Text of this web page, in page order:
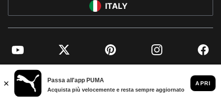
ITALY
YouTube Twitter Pinterest Instagram
© PUMA EUROPE GMBH, 2026. TUTTI I DIRITTI RISERVATI
DATI AZIENDALI E LEGALI